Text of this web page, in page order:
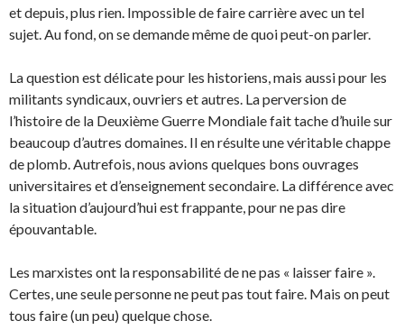
et depuis, plus rien. Impossible de faire carrière avec un tel
sujet. Au fond, on se demande même de quoi peut-on parler.
La question est délicate pour les historiens, mais aussi pour les
militants syndicaux, ouvriers et autres. La perversion de
l’histoire de la Deuxième Guerre Mondiale fait tache d’huile sur
beaucoup d’autres domaines. Il en résulte une véritable chappe
de plomb. Autrefois, nous avions quelques bons ouvrages
universitaires et d’enseignement secondaire. La différence avec
la situation d’aujourd’hui est frappante, pour ne pas dire
épouvantable.
Les marxistes ont la responsabilité de ne pas « laisser faire ».
Certes, une seule personne ne peut pas tout faire. Mais on peut
tous faire (un peu) quelque chose.